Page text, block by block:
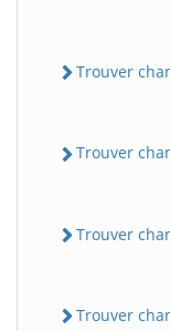
Trouver
Trouver
Trouver
Trouver